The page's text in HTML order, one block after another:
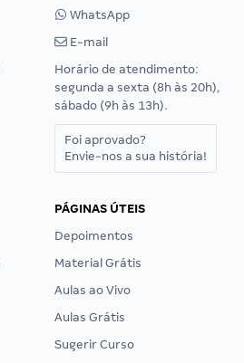
WhatsApp
E-mail
Horário de atendimento:
segunda a sexta (8h às 20h),
sábado (9h às 13h).
Foi aprovado?
Envie-nos a sua história!
PÁGINAS ÚTEIS
Depoimentos
Material Grátis
Aulas ao Vivo
Aulas Grátis
Sugerir Curso